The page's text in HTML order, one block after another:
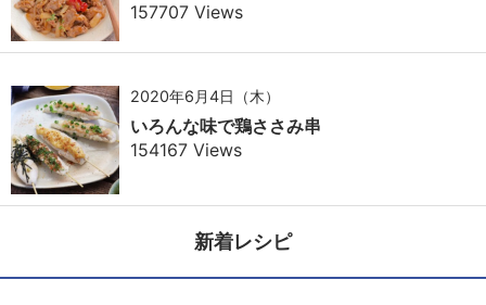
157707 Views
2020年6月4日（木）
いろんな味で鶏ささみ串
154167 Views
新着レシピ